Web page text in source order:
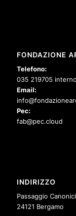
FONDAZIONE
Telefono:
035 219705
Email:
Pec:
fab@pec.cloud
INDIRIZZO
Passaggio
24121 Bergamo